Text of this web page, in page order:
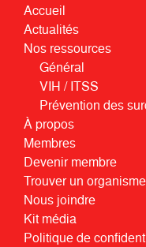
Accueil
Actualités
Nos ressources
Général
VIH / ITSS
Prévention des
À propos
Membres
Devenir membre
Trouver un organisme
Nous joindre
Kit média
Politique de